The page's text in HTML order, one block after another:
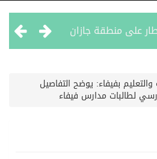
على منطقة جازان
تزين ليلة عرس آل صيرم
والتعليم بفيفاء: يوضح التفاصيل
لطالبات مدارس فيفاء